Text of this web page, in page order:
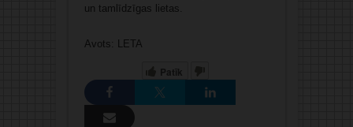
un tamlīdzīgas lietas.
Avots: LETA
Patīk